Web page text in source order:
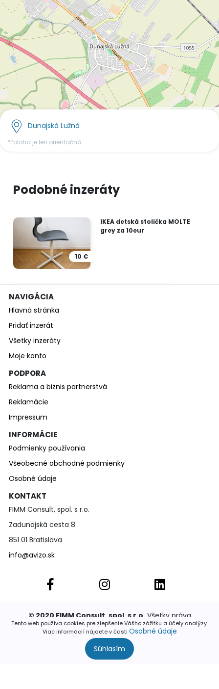
Tento web používa cookies pre zlepšenie Vášho zážitku a účely analýzy.
Viac informácií nájdete v časti Osobné údaje
Súhlasím
Dunajská Lužná
*Poloha je len orientačná
Podobné inzeráty
10 €
IKEA detská stolička MOLTE
grey za 10eur
NAVIGÁCIA
Hlavná stránka
Pridať inzerát
Všetky inzeráty
Moje konto
PODPORA
Reklama a biznis partnerstvá
Reklamácie
Impressum
INFORMÁCIE
Podmienky používania
Všeobecné obchodné podmienky
Osobné údaje
KONTAKT
FIMM Consult, spol. s r.o.
Zadunajská cesta 8
851 01 Bratislava
info@avizo.sk
© 2020 FIMM Consult, spol. s r.o. Všetky práva
vyhradené. Publikovať a rozširovať akúkoľvek časť
stránok je povolené výhradne so súhlasom